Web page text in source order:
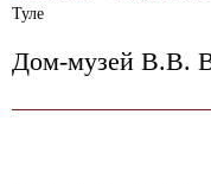
Туле
Дом-музей В.В.